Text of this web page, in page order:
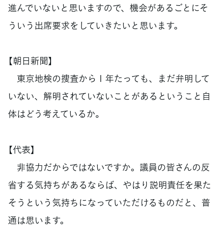
進んでいないと思いますので、機会があるごとにそ
ういう出席要求をしていきたいと思います。
【朝日新聞】
東京地検の捜査から１年たっても、まだ弁明して
いない、解明されていないことがあるということ自
体はどう考えているか。
【代表】
非協力だからではないですか。議員の皆さんの反
省する気持ちがあるならば、やはり説明責任を果た
そうという気持ちになっていただけるものだと、普
通は思います。